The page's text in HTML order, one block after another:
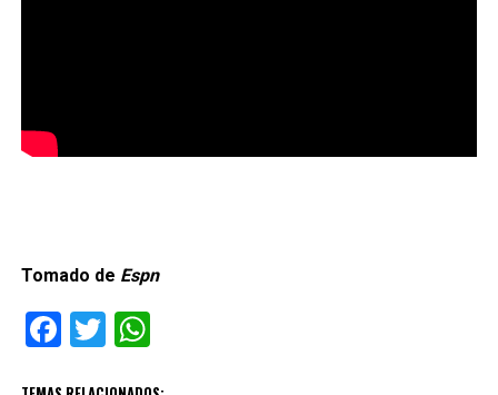
Tomado de Espn
Facebook
TwitterWhatsApp